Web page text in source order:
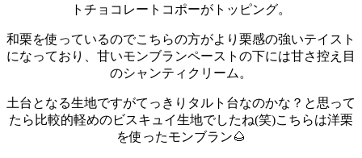
トチョコレートコポーがトッピング。
和栗を使っているのでこちらの方がより栗感の強いテイスト
になっており、甘いモンブランペーストの下には甘さ控え目
のシャンティクリーム。
土台となる生地ですがてっきりタルト台なのかな？と思って
たら比較的軽めのビスキュイ生地でしたね(笑)こちらは洋栗
を使ったモンブラン🌰